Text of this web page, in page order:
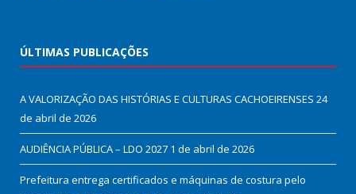
ÚLTIMAS PUBLICAÇÕES
A VALORIZAÇÃO DAS HISTÓRIAS E CULTURAS CACHOEIRENSES 24
de abril de 2026
AUDIÊNCIA PÚBLICA – LDO 2027 1 de abril de 2026
Prefeitura entrega certificados e máquinas de costura pelo